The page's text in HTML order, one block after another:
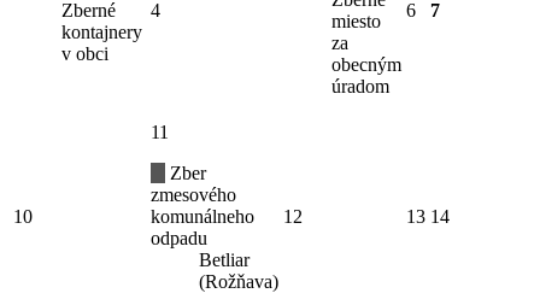
Zberné
kontajnery
v obci
4
miesto
za
obecným
úradom
6 7
10
11
Zber
zmesového
komunálneho
odpadu
Betliar
(Rožňava)
12 13 14